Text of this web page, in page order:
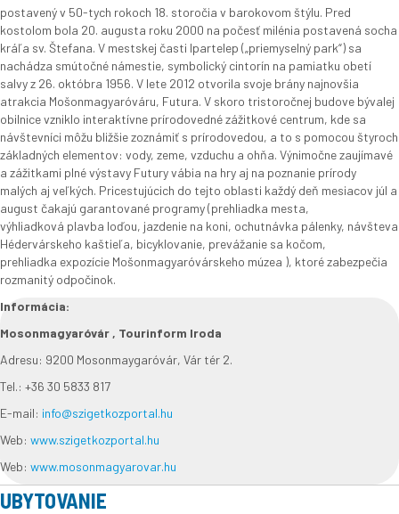
postavený v 50-tych rokoch 18. storočia v barokovom štýlu. Pred
kostolom bola 20. augusta roku 2000 na počesť milénia postavená socha
kráľa sv. Štefana. V mestskej časti Ipartelep („priemyselný park“) sa
nachádza smútočné námestie, symbolický cintorín na pamiatku obetí
salvy z 26. októbra 1956. V lete 2012 otvorila svoje brány najnovšia
atrakcia Mošonmagyaróváru, Futura. V skoro tristoročnej budove bývalej
obilnice vzniklo interaktívne prírodovedné zážitkové centrum, kde sa
návštevníci môžu bližšie zoznámiť s prírodovedou, a to s pomocou štyroch
základných elementov: vody, zeme, vzduchu a ohňa. Výnimočne zaujímavé
a zážitkami plné výstavy Futury vábia na hry aj na poznanie prírody
malých aj veľkých. Pricestujúcich do tejto oblasti každý deň mesiacov júl a
august čakajú garantované programy (prehliadka mesta,
výhliadková plavba loďou, jazdenie na koni, ochutnávka pálenky, návšteva
Hédervárskeho kaštieľa, bicyklovanie, prevážanie sa kočom,
prehliadka expozície Mošonmagyaróvárskeho múzea ), ktoré zabezpečia
rozmanitý odpočinok.
Informácia:
Mosonmagyaróvár , Tourinform Iroda
Adresu: 9200 Mosonmaygaróvár, Vár tér 2.
Tel.: +36 30 5833 817
E-mail: info@szigetkozportal.hu
Web: www.szigetkozportal.hu
Web: www.mosonmagyarovar.hu
UBYTOVANIE